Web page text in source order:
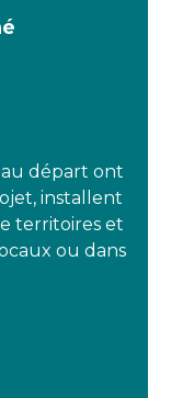
au départ ont
installent
territoires et
ou dans